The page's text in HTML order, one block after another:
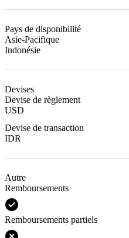
Pays de disponibilité
Asie-Pacifique
Indonésie
Devises
Devise de règlement
USD
Devise de transaction
IDR
Autre
Remboursements
Remboursements partiels